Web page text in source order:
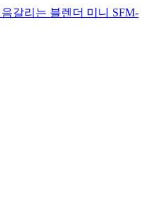
갈리는 블렌더 미니 SFM-